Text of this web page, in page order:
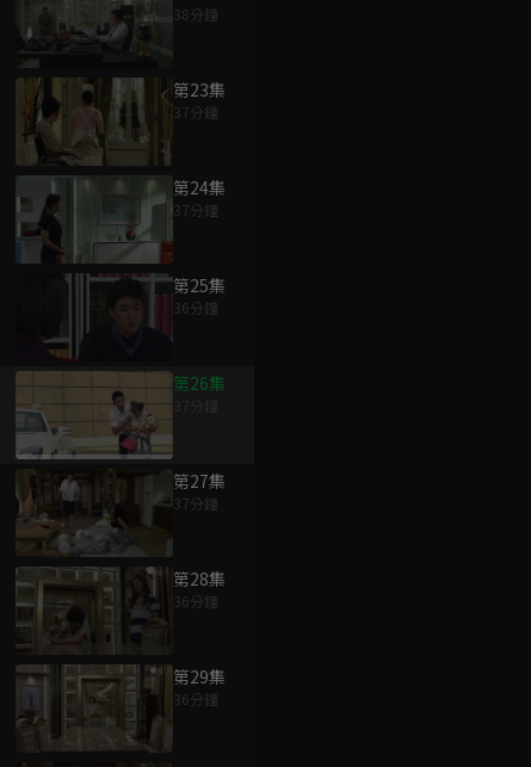
38分鐘
第23集
37分鐘
第24集
37分鐘
第25集
36分鐘
第26集
第27集
37分鐘
第28集
36分鐘
第29集
36分鐘